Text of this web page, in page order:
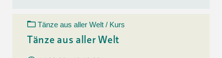
Tänze aus aller Welt / Kurs
Tänze aus aller Welt